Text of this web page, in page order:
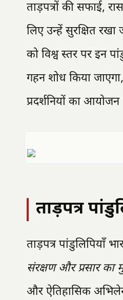
ताड़पत्रों की सफाई,
लिए उन्हें सुरक्षित रखा
को विश्व स्तर पर इन
गहन शोध किया
प्रदर्शनियों का
ताड़पत्र
ताड़पत्र पांडुलिपियाँ
संरक्षण और प्रसार का
और ऐतिहासिक